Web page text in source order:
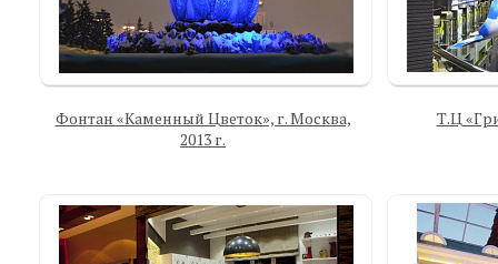
Фонтан «Каменный Цветок», г. Москва,
2013 г.
Т.Ц